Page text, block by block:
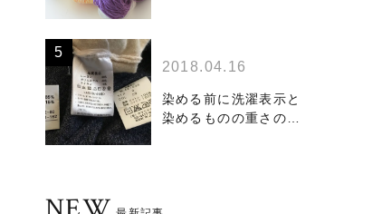
2018.04.16
染める前に洗濯表示と
染めるものの重さの確